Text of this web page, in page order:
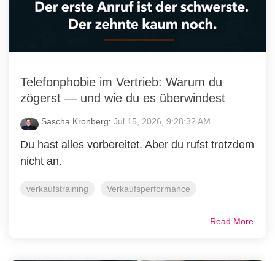
Telefonphobie im Vertrieb: Warum du
zögerst — und wie du es überwindest
Sascha Kronberg: Jul 15, 2026, 9:28:32 AM
Du hast alles vorbereitet. Aber du rufst trotzdem
nicht an.
verkaufstraining Verkaufsperformance
Read More